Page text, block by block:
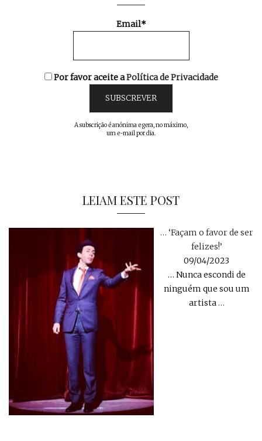
Email*
Por favor aceite aPolítica de Privacidade
A subscrição é anónima e gera, no máximo,
um e-mail por dia.
LEIAM ESTE POST
… ‘Façam o favor de ser
felizes!’
09/04/2023
… Nunca escondi de
ninguém que sou um
artista…